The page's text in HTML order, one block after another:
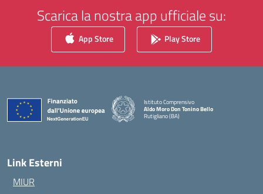
Scarica la nostra app ufficiale su:
App Store Play Store
Istituto Comprensivo
Aldo Moro Don Tonino Bello
Rutigliano (BA)
— Visita la pagina iniziale della scuola
Link Esterni
MIUR